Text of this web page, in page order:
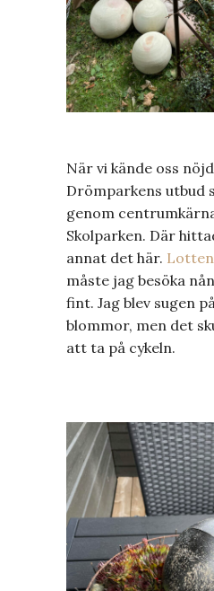
När vi kände oss
Drömparkens utbud
genom
Skolparken. Där
annat det här.
måste jag besöka
fint. Jag blev sugen
blommor, men det
att ta på cykeln.